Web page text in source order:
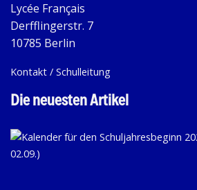
Lycée Français
Derfflingerstr. 7
10785 Berlin
Kontakt / Schulleitung
Die neuesten Artikel